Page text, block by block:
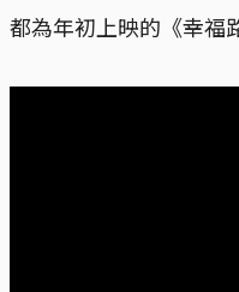
都為年初上映的《幸福